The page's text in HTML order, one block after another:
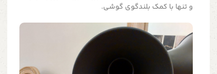
و تنها با کمک بلندگوی گوشی.